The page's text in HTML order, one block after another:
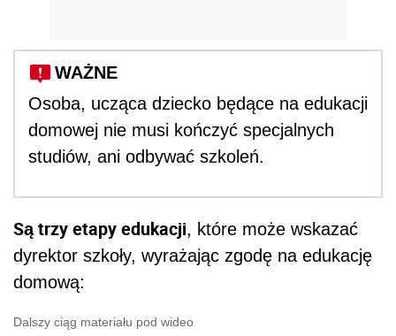
WAŻNE
Osoba, ucząca dziecko będące na edukacji
domowej nie musi kończyć specjalnych
studiów, ani odbywać szkoleń.
Są trzy etapy edukacji, które może wskazać
dyrektor szkoły, wyrażając zgodę na edukację
domową:
Dalszy ciąg materiału pod wideo